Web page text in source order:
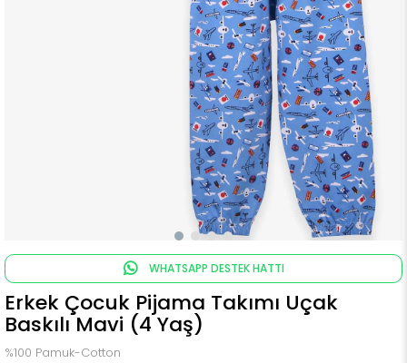
WHATSAPP DESTEK HATTI
Erkek Çocuk Pijama Takımı Uçak
Baskılı Mavi (4 Yaş)
%100 Pamuk-Cotton